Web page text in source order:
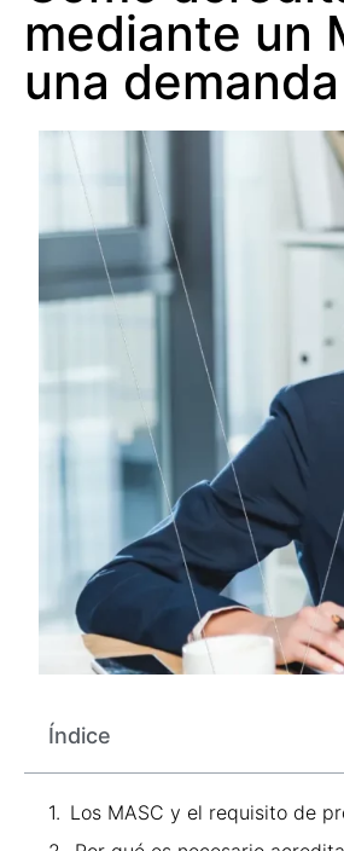
mediante un
una
Índice
Los MASC y el requisito de